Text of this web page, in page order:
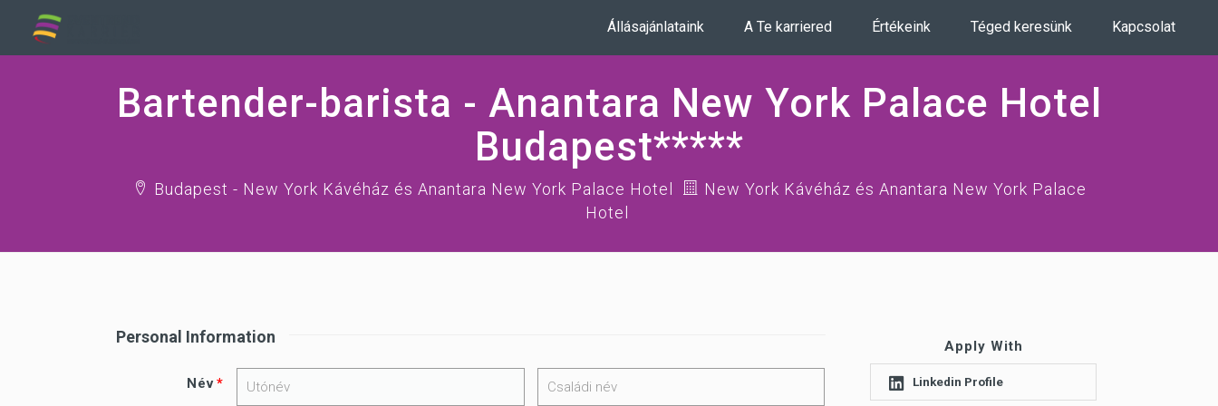
Állásajánlataink A Te karriered Értékeink Téged keresünk Kapcsolat
Bartender-barista - Anantara New York Palace Hotel
Budapest*****
Budapest - New York Kávéház és Anantara New York Palace Hotel
New York Kávéház és Anantara New York Palace
Hotel
Apply With
Linkedin Profile
Personal Information
Név